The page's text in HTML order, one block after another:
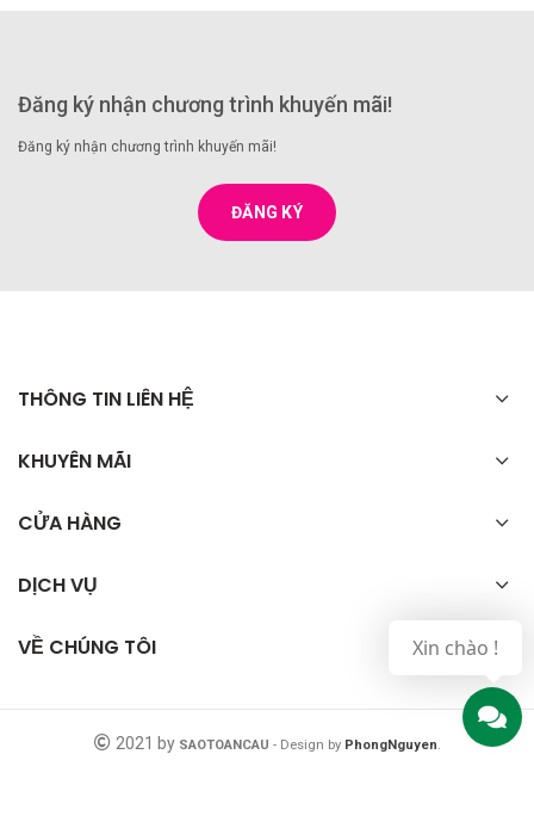
Đăng ký nhận chương trình khuyến mãi!
Đăng ký nhận chương trình khuyến mãi!
ĐĂNG KÝ
THÔNG TIN LIÊN HỆ
KHUYÊN MÃI
CỬA HÀNG
DỊCH VỤ
VỀ CHÚNG TÔI
2021 by SAOTOANCAU - Design by PhongNguyen.
Xin chào !